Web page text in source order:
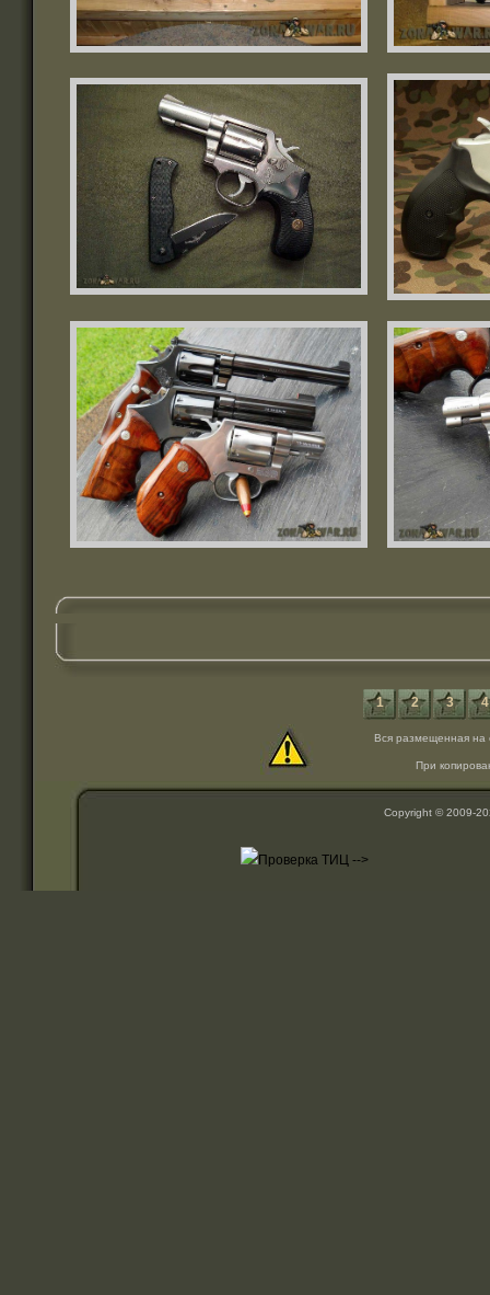
1 2 3 4
Вся размещенная на
При
Copyright © 2009-
-->